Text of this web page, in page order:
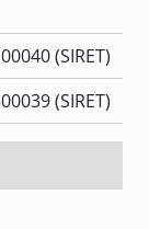
(SIRET)
(SIRET)